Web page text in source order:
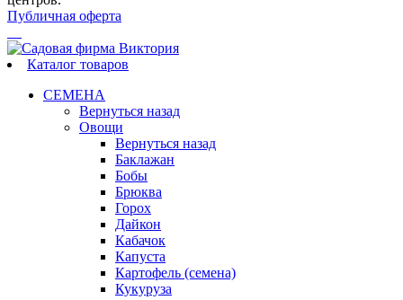
Публичная оферта
Каталог товаров
СЕМЕНА
Вернуться назад
Овощи
Вернуться назад
Баклажан
Бобы
Брюква
Горох
Дайкон
Кабачок
Капуста
Картофель (семена)
Кукуруза